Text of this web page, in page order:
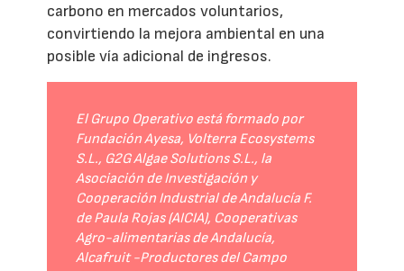
carbono en mercados voluntarios,
convirtiendo la mejora ambiental en una
posible vía adicional de ingresos.
El Grupo Operativo está formado por
Fundación Ayesa, Volterra Ecosystems
S.L., G2G Algae Solutions S.L., la
Asociación de Investigación y
Cooperación Industrial de Andalucía F.
de Paula Rojas (AICIA), Cooperativas
Agro-alimentarias de Andalucía,
Alcafruit -Productores del Campo